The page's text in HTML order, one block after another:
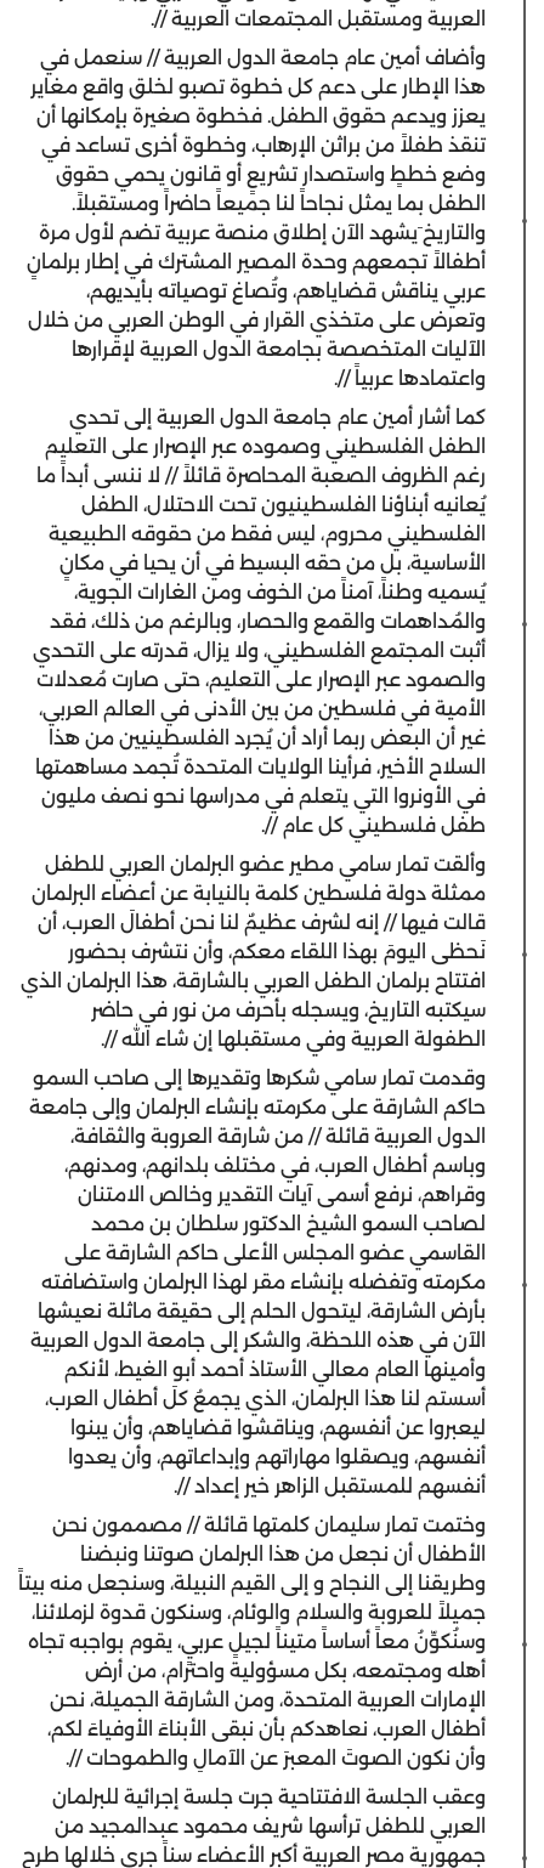
العربية ومستقبل المجتمعات العربية //.
وأضاف أمين عام جامعة الدول العربية // سنعمل في
هذا الإطار على دعم كل خطوة تصبو لخلق واقع مغاير
يعزز ويدعم حقوق الطفل. فخطوة صغيرة بإمكانها أن
تنقذ طفلاً من براثن الإرهاب، وخطوة أخرى تساعد في
وضع خططٍ واستصدار تشريعٍ أو قانون يحمي حقوق
الطفل بما يمثل نجاحاً لنا جميعاً حاضراً ومستقبلاً.
والتاريخ َيشهد الآن إطلاق منصة عربية تضم لأول مرة
أطفالاً تجمعهم وحدة المصير المشترك في إطار برلمانٍ
عربي يناقش قضاياهم، وتُصاغ توصياته بأيديهم،
وتعرض على متخذي القرار في الوطن العربي من خلال
الآليات المتخصصة بجامعة الدول العربية لإقرارها
واعتمادها عربياً //.
كما أشار أمين عام جامعة الدول العربية إلى تحدي
الطفل الفلسطيني وصموده عبر الإصرار على التعليم
رغم الظروف الصعبة المحاصرة قائلاً // لا ننسى أبداً ما
يُعانيه أبناؤنا الفلسطينيون تحت الاحتلال، الطفل
الفلسطيني محروم، ليس فقط من حقوقه الطبيعية
الأساسية، بل من حقه البسيط في أن يحيا في مكانٍ
يُسميه وطناً، آمناً من الخوف ومن الغارات الجوية،
والمُداهمات والقمع والحصار، وبالرغم من ذلك، فقد
أثبت المجتمع الفلسطيني، ولا يزال، قدرته على التحدي
والصمود عبر الإصرار على التعليم، حتى صارت مُعدلات
الأمية في فلسطين من بين الأدنى في العالم العربي،
غير أن البعض ربما أراد أن يُجرد الفلسطينيين من هذا
السلاح الأخير، فرأينا الولايات المتحدة تُجمد مساهمتها
في الأونروا التي يتعلم في مدراسها نحو نصف مليون
طفل فلسطيني كل عام //.
وألقت تمار سامي مطير عضو البرلمان العربي للطفل
ممثلة دولة فلسطين كلمة بالنيابة عن أعضاء البرلمان
قالت فيها // إنه لشرف عظيمٌ لنا نحن أطفالَ العرب، أن
نَحظى اليومَ بهذا اللقاء معكم، وأن نتشرف بحضور
افتتاح برلمان الطفل العربي بالشارقة، هذا البرلمان الذي
سيكتبه التاريخ، ويسجله بأحرف من نور في حاضر
الطفولة العربية وفي مستقبلها إن شاء الله //.
وقدمت تمار سامي شكرها وتقديرها إلى صاحب السمو
حاكم الشارقة على مكرمته بإنشاء البرلمان وإلى جامعة
الدول العربية قائلة // من شارقة العروبة والثقافة،
وباسم أطفال العرب، في مختلف بلدانهم، ومدنهم،
وقراهم، نرفع أسمى آيات التقدير وخالص الامتنان
لصاحب السمو الشيخ الدكتور سلطان بن محمد
القاسمي عضو المجلس الأعلى حاكم الشارقة على
مكرمته وتفضله بإنشاء مقر لهذا البرلمان واستضافته
بأرض الشارقة، ليتحول الحلم إلى حقيقة ماثلة نعيشها
الآن في هذه اللحظة، والشكر إلى جامعة الدول العربية
وأمينها العام معالي الأستاذ أحمد أبو الغيط، لأنكم
أسستم لنا هذا البرلمان، الذي يجمعُ كلَ أطفال العرب،
ليعبروا عن أنفسهم، ويناقشوا قضاياهم، وأن يبنوا
أنفسهم، ويصقلوا مهاراتهم وإبداعاتهم، وأن يعدوا
أنفسهم للمستقبل الزاهر خير إعداد //.
وختمت تمار سليمان كلمتها قائلة // مصممون نحن
الأطفال أن نجعل من هذا البرلمان صوتنا ونبضنا
وطريقنا إلى النجاح و إلى القيم النبيلة، وسنجعل منه بيتاً
جميلاً للعروبة والسلام والوئام، وسنكون قدوة لزملائنا،
وسنُكوِّنُ معاً أساساً متيناً لجيلٍ عربيٍ، يقوم بواجبه تجاه
أهله ومجتمعه، بكل مسؤولية واحترام، من أرض
الإمارات العربية المتحدة، ومن الشارقة الجميلة، نحن
أطفال العرب، نعاهدكم بأن نبقى الأبناءَ الأوفياءَ لكم،
وأن نكون الصوتَ المعبرَ عن الآمالِ والطموحات //.
وعقب الجلسة الافتتاحية جرت جلسة إجرائية للبرلمان
العربي للطفل ترأسها شريف محمود عبدالمجيد من
جمهورية مصر العربية أكبر الأعضاء سناً جرى خلالها طرح